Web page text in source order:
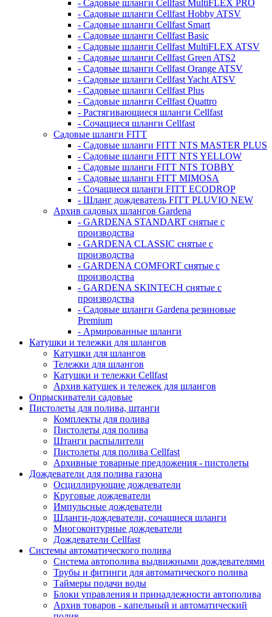
- Садовые шланги Cellfast MultiFLEX PRO
- Садовые шланги Cellfast Hobby ATSV
- Садовые шланги Cellfast Smart
- Садовые шланги Cellfast Basic
- Садовые шланги Cellfast MultiFLEX ATSV
- Садовые шланги Cellfast Green ATS2
- Садовые шланги Cellfast Orange ATSV
- Садовые шланги Cellfast Yacht ATSV
- Садовые шланги Cellfast Plus
- Садовые шланги Cellfast Quattro
- Растягивающиеся шланги Cellfast
- Сочащиеся шланги Cellfast
Садовые шланги FITT
- Садовые шланги FITT NTS MASTER PLUS
- Садовые шланги FITT NTS YELLOW
- Садовые шланги FITT NTS TOBBY
- Садовые шланги FITT MIMOSA
- Сочащиеся шланги FITT ECODROP
- Шланг дождеватель FITT PLUVIO NEW
Архив садовых шлангов Gardena
- GARDENA STANDART снятые с
производства
- GARDENA CLASSIC снятые с
производства
- GARDENA COMFORT снятые с
производства
- GARDENA SKINTECH снятые с
производства
- Садовые шланги Gardena резиновые
Premium
- Армированные шланги
Катушки и тележки для шлангов
Катушки для шлангов
Тележки для шлангов
Катушки и тележки Cellfast
Архив катушек и тележек для шлангов
Опрыскиватели садовые
Пистолеты для полива, штанги
Комплекты для полива
Пистолеты для полива
Штанги распылители
Пистолеты для полива Cellfast
Архивные товарные предложения - пистолеты
Дождеватели для полива газона
Осциллирующие дождеватели
Круговые дождеватели
Импульсные дождеватели
Шланги-дождеватели, сочащиеся шланги
Многоконтурные дождеватели
Дождеватели Cellfast
Системы автоматического полива
Система автополива выдвижными дождевателями
Трубы и фитинги для автоматического полива
Таймеры подачи воды
Блоки управления и принадлежности автополива
Архив товаров - капельный и автоматический